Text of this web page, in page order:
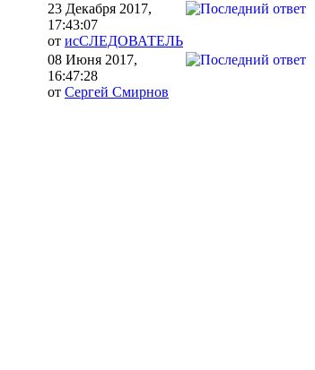
23 Декабря 2017,
17:43:07
от исСЛЕДОВАТЕЛЬ
08 Июня 2017,
16:47:28
от Сергей Смирнов